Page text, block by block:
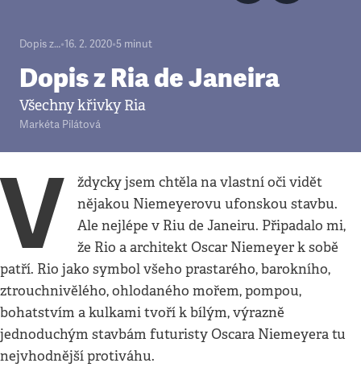
Dopis z…•16. 2. 2020•5 minut
Dopis z Ria de Janeira
Všechny křivky Ria
Markéta Pilátová
V
ždycky jsem chtěla na vlastní oči vidět
nějakou Niemeyerovu ufonskou stavbu.
Ale nejlépe v Riu de Janeiru. Připadalo mi,
že Rio a architekt Oscar Niemeyer k sobě
patří. Rio jako symbol všeho prastarého, barokního,
ztrouchnivělého, ohlodaného mořem, pompou,
bohatstvím a kulkami tvoří k bílým, výrazně
jednoduchým stavbám futuristy Oscara Niemeyera tu
nejvhodnější protiváhu.